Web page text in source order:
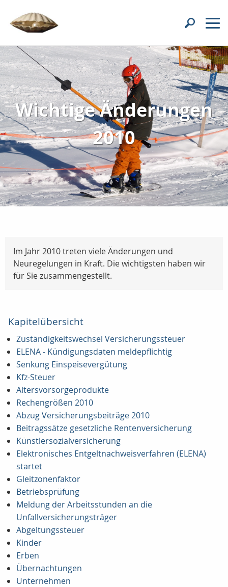
Wichtige Änderungen
2010
Im Jahr 2010 treten viele Änderungen und
Neuregelungen in Kraft. Die wichtigsten haben wir
für Sie zusammengestellt.
Kapitelübersicht
Zuständigkeitswechsel Versicherungssteuer
ELENA - Kündigungsdaten meldepflichtig
Senkung Einspeisevergütung
Kfz-Steuer
Altersvorsorgeprodukte
Rechengrößen 2010
Abzug Versicherungsbeiträge 2010
Beitragssätze gesetzliche Rentenversicherung
Künstlersozialversicherung
Elektronisches Entgeltnachweisverfahren (ELENA)
startet
Gleitzonenfaktor
Betriebsprüfung
Meldung der Arbeitsstunden an die
Unfallversicherungsträger
Abgeltungssteuer
Kinder
Erben
Übernachtungen
Unternehmen